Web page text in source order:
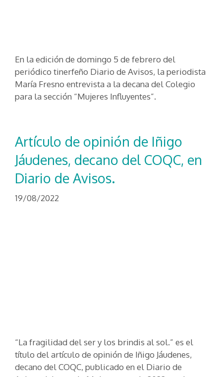
En la edición de domingo 5 de febrero del
periódico tinerfeño Diario de Avisos, la periodista
María Fresno entrevista a la decana del Colegio
para la sección “Mujeres Influyentes”.
Artículo de opinión de Iñigo
Jáudenes, decano del COQC, en
Diario de Avisos.
19/08/2022
“La fragilidad del ser y los brindis al sol.” es el
título del artículo de opinión de Iñigo Jáudenes,
decano del COQC, publicado en el Diario de